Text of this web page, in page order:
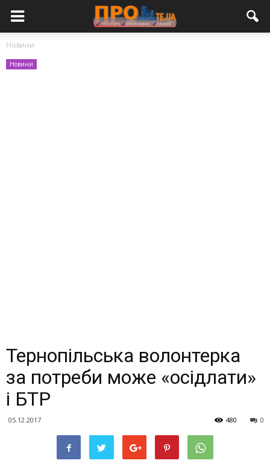
Новини
Новини
Тернопільська волонтерка
за потреби може «осідлати»
і БТР
05.12.2017 0
480